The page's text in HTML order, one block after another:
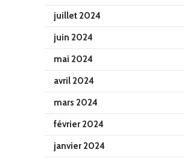
juillet 2024
juin 2024
mai 2024
avril 2024
mars 2024
février 2024
janvier 2024